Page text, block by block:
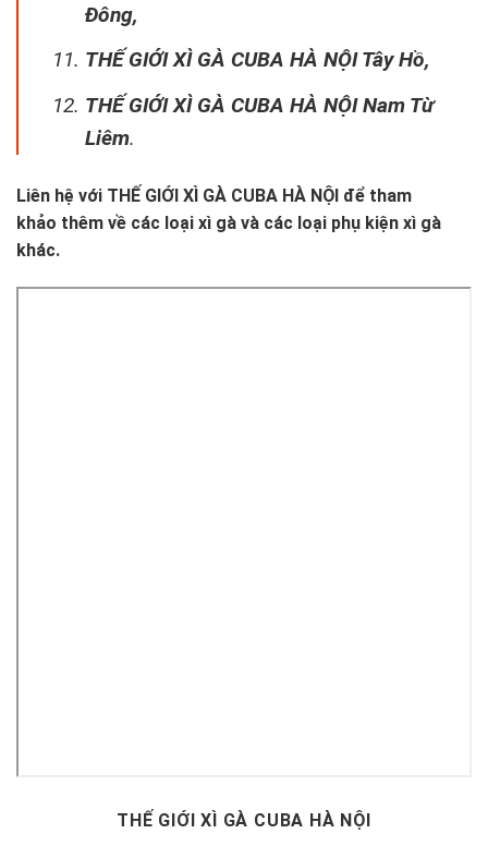
Đông,
THẾ GIỚI XÌ GÀ CUBA HÀ NỘI Tây Hồ,
THẾ GIỚI XÌ GÀ CUBA HÀ NỘI Nam Từ
Liêm.
Liên hệ với THẾ GIỚI XÌ GÀ CUBA HÀ NỘI để tham
khảo thêm về các loại xì gà và các loại phụ kiện xì gà
khác.
THẾ GIỚI XÌ GÀ CUBA HÀ NỘI